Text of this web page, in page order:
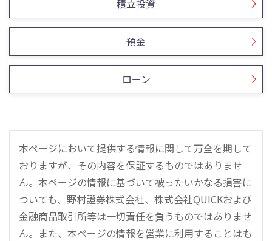
積立投資
預金
ローン
本ページにおいて提供する情報に関して万全を期して
おりますが、その内容を保証するものではありませ
ん。本ページの情報に基づいて被ったいかなる損害に
ついても、野村證券株式会社、株式会社QUICKおよび
金融商品取引所等は一切責任を負うものではありませ
ん。また、本ページの情報を営業に利用することはも